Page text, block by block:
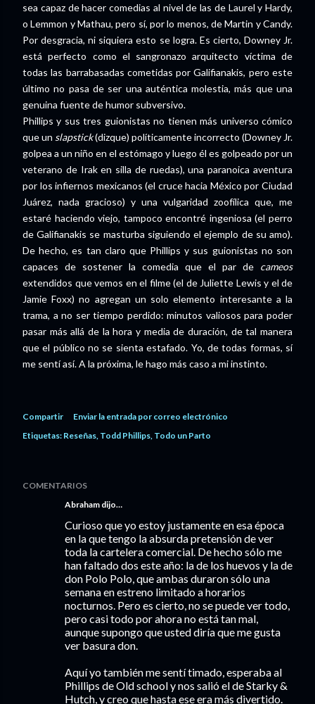
sea capaz de hacer comedias al nivel de las de Laurel y Hardy,
o Lemmon y Mathau, pero sí, por lo menos, de Martin y Candy.
Por desgracia, ni siquiera esto se logra. Es cierto, Downey Jr.
está perfecto como el sangronazo arquitecto víctima de
todas las barrabasadas cometidas por Galifianakis, pero este
último no pasa de ser una auténtica molestia, más que una
genuina fuente de humor subversivo.
Phillips y sus tres guionistas no tienen más universo cómico
que un slapstick(dizque) políticamente incorrecto (Downey Jr.
golpea a un niño en el estómago y luego él es golpeado por un
veterano de Irak en silla de ruedas), una paranoica aventura
por los infiernos mexicanos (el cruce hacia México por Ciudad
Juárez, nada gracioso) y una vulgaridad zoofílica que, me
estaré haciendo viejo, tampoco encontré ingeniosa (el perro
de Galifianakis se masturba siguiendo el ejemplo de su amo).
De hecho, es tan claro que Phillips y sus guionistas no son
capaces de sostener la comedia que el par de cameos
extendidos que vemos en el filme (el de Juliette Lewis y el de
Jamie Foxx) no agregan un solo elemento interesante a la
trama, a no ser tiempo perdido: minutos valiosos para poder
pasar más allá de la hora y media de duración, de tal manera
que el público no se sienta estafado. Yo, de todas formas, sí
me sentí así. A la próxima, le hago más caso a mi instinto.
Compartir
Enviar la entrada por correo electrónico
Etiquetas: Reseñas Todd Phillips Todo un Parto
COMENTARIOS
Abraham dijo…
Curioso que yo estoy justamente en esa época
en la que tengo la absurda pretensión de ver
toda la cartelera comercial. De hecho sólo me
han faltado dos este año: la de los huevos y la de
don Polo Polo, que ambas duraron sólo una
semana en estreno limitado a horarios
nocturnos. Pero es cierto, no se puede ver todo,
pero casi todo por ahora no está tan mal,
aunque supongo que usted diría que me gusta
ver basura don.
Aquí yo también me sentí timado, esperaba al
Phillips de Old school y nos salió el de Starky &
Hutch, y creo que hasta ese era más divertido.